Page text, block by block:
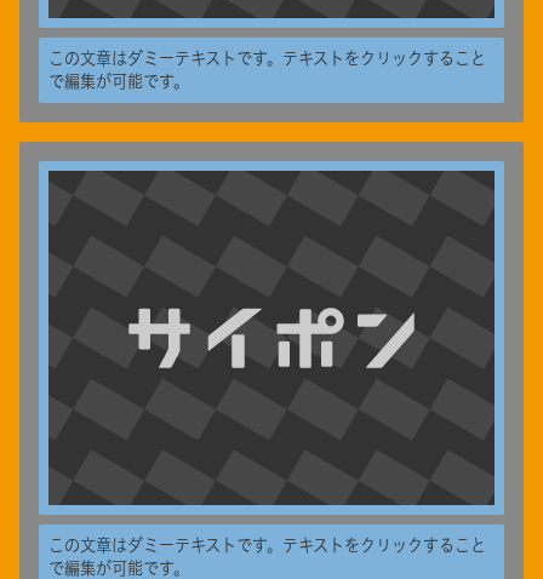
この文章はダミーテキストです。テキストをクリックすること
で編集が可能です。
この文章はダミーテキストです。テキストをクリックすること
で編集が可能です。